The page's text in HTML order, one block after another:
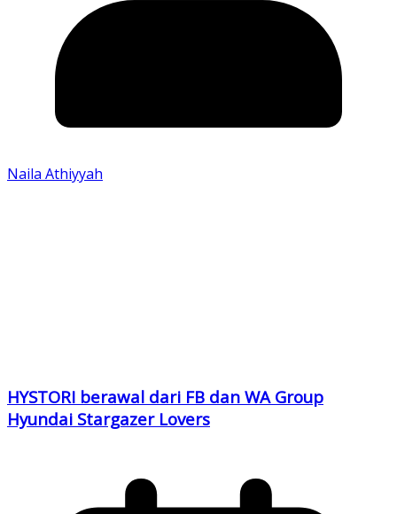
Naila Athiyyah
HYSTORI berawal dari FB dan WA Group
Hyundai Stargazer Lovers